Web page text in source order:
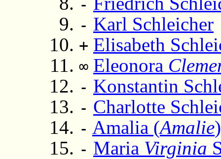
-
- Karl Schleicher
+ Elisabeth
∞ Eleonora
- Konstantin
- Charlotte
- Amalia (Amalie
- Maria Virginia